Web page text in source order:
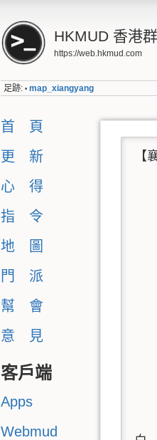
HKMUD 香港
https://web.hkmud.com
足跡: • map_xiangyang
首 頁
更 新
心 得
指 令
地 圖
門 派
幫 會
意 見
客戶端
Apps
Webmud
【